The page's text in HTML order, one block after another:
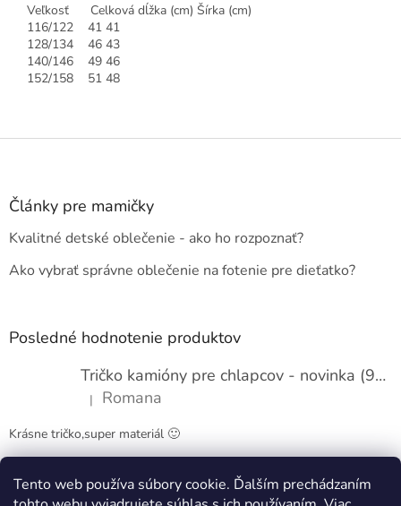
Tento web používa súbory cookie. Ďalším prechádzaním
Veľkosť Celková dĺžka (cm) Šírka (cm)
116/122 41 41
128/134 46 43
140/146 49 46
152/158 51 48
Z
Články pre mamičky
Kvalitné detské oblečenie - ako ho rozpoznať?
Ako vybrať správne oblečenie na fotenie pre dieťatko?
Posledné hodnotenie produktov
Tričko kamióny pre chlapcov - novinka (98-134)
Hodnotenie produktu je 5 z 5 hviezdičiek.
| Romana
Krásne tričko,super materiál 🙂
Obchodné podmienky Kontakty